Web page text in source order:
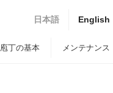
日本語 English
庖丁の基本 メンテナンス